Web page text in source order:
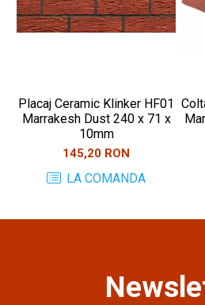
Placaj Ceramic Klinker HF01
Marrakesh Dust 240 x 71 x
10mm
145,20 RON
LA COMANDA